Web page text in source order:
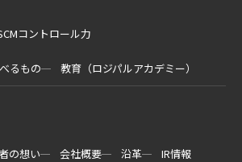
コントロール力
るもの 教育（ロジパルアカデミー）
の想い 会社概要 沿革 IR情報